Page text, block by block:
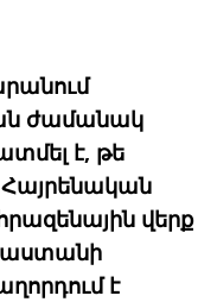
ժամանակ
է, թե
Հայրենական
վերք
է